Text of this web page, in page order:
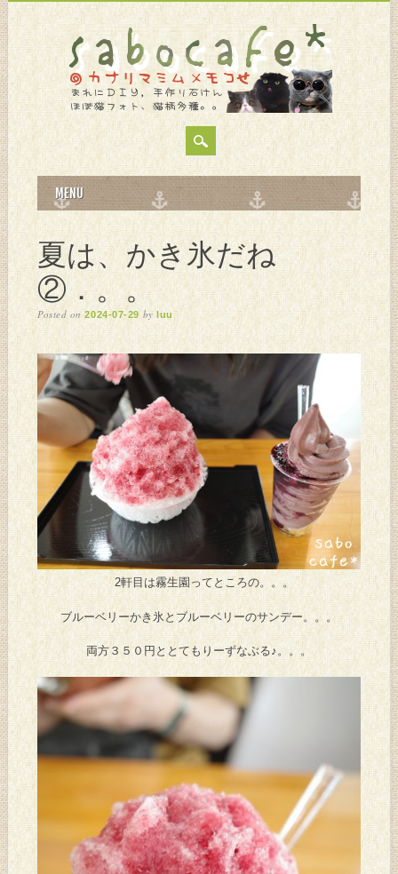
MAIN MENU
to
content
MENU
夏は、かき氷だね
②．。。
Posted on2024-07-29 byluu
2軒目は霧生園ってところの。。。
ブルーベリーかき氷とブルーベリーのサンデー。。。
両方３５０円ととてもりーずなぶる♪。。。